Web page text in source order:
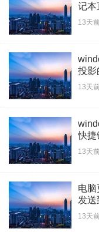
记本
13天
投影
13天
快捷
13天
电
发送
13天